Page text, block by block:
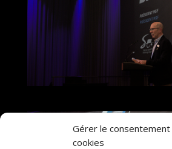
Gérer le consentement
cookies